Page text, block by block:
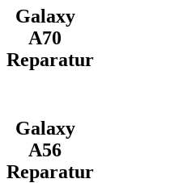
Galaxy
A70
Reparatur
Galaxy
A56
Reparatur